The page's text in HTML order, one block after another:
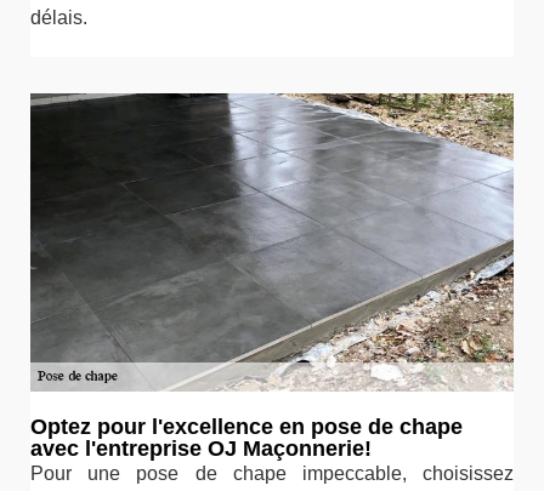
délais.
Optez pour l'excellence en pose de chape
avec l'entreprise OJ Maçonnerie!
Pour une pose de chape impeccable, choisissez